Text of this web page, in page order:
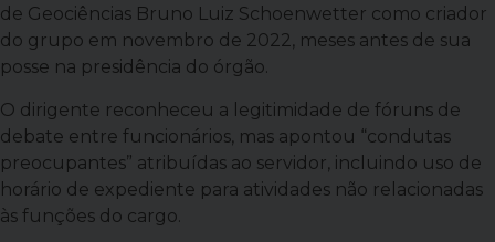
de Geociências Bruno Luiz Schoenwetter como criador
do grupo em novembro de 2022, meses antes de sua
posse na presidência do órgão.
O dirigente reconheceu a legitimidade de fóruns de
debate entre funcionários, mas apontou “condutas
preocupantes” atribuídas ao servidor, incluindo uso de
horário de expediente para atividades não relacionadas
às funções do cargo.